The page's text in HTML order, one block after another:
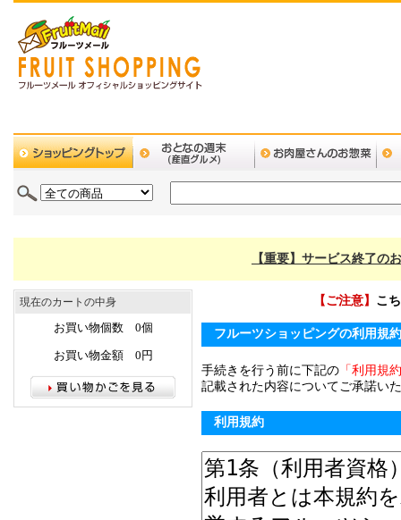
【重要】サービス終了の
現在のカートの中身
お買い物個数 0個
お買い物金額 0円
【ご注意】 こ
フルーツショッピングの利用規
手続きを行う前に下記の 「利用規
記載された内容についてご承諾い
利用規約